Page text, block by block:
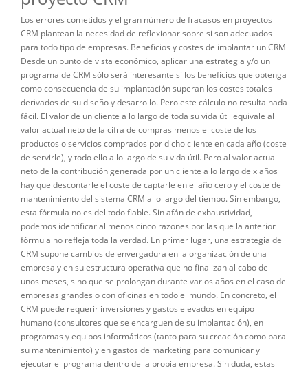
Los errores cometidos y el gran número de fracasos en proyectos
CRM plantean la necesidad de reflexionar sobre si son adecuados
para todo tipo de empresas. Beneficios y costes de implantar un CRM
Desde un punto de vista económico, aplicar una estrategia y/o un
programa de CRM sólo será interesante si los beneficios que obtenga
como consecuencia de su implantación superan los costes totales
derivados de su diseño y desarrollo. Pero este cálculo no resulta nada
fácil. El valor de un cliente a lo largo de toda su vida útil equivale al
valor actual neto de la cifra de compras menos el coste de los
productos o servicios comprados por dicho cliente en cada año (coste
de servirle), y todo ello a lo largo de su vida útil. Pero al valor actual
neto de la contribución generada por un cliente a lo largo de x años
hay que descontarle el coste de captarle en el año cero y el coste de
mantenimiento del sistema CRM a lo largo del tiempo. Sin embargo,
esta fórmula no es del todo fiable. Sin afán de exhaustividad,
podemos identificar al menos cinco razones por las que la anterior
fórmula no refleja toda la verdad. En primer lugar, una estrategia de
CRM supone cambios de envergadura en la organización de una
empresa y en su estructura operativa que no finalizan al cabo de
unos meses, sino que se prolongan durante varios años en el caso de
empresas grandes o con oficinas en todo el mundo. En concreto, el
CRM puede requerir inversiones y gastos elevados en equipo
humano (consultores que se encarguen de su implantación), en
programas y equipos informáticos (tanto para su creación como para
su mantenimiento) y en gastos de marketing para comunicar y
ejecutar el programa dentro de la propia empresa. Sin duda, estas